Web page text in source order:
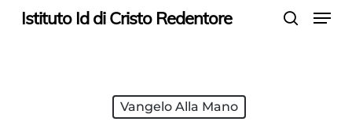
SkipIstituto Id di Cristo Redentore Menu
Vangelo Alla Mano